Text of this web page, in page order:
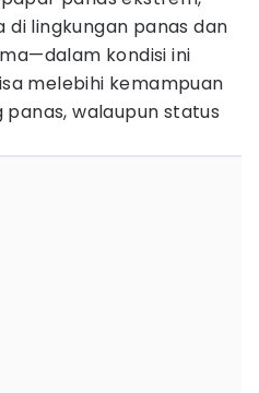
lingkungan panas dan
kondisi ini
melebihi kemampuan
walaupun status